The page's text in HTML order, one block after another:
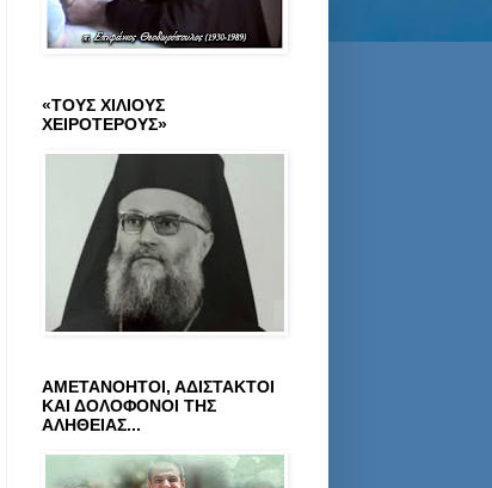
«ΤΟΥΣ ΧΙΛΙΟΥΣ
ΧΕΙΡΟΤΕΡΟΥΣ»
ΑΜΕΤΑΝΟΗΤΟΙ, ΑΔΙΣΤΑΚΤΟΙ
ΚΑΙ ΔΟΛΟΦΟΝΟΙ ΤΗΣ
ΑΛΗΘΕΙΑΣ...